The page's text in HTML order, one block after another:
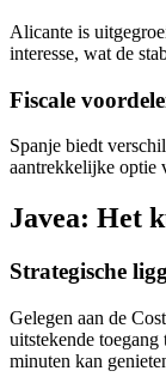
Alicante is
interesse, wat de
Fiscale
Spanje biedt
aantrekkelijke optie
Javea: Het
Strategische
Gelegen aan de
uitstekende
minuten kan